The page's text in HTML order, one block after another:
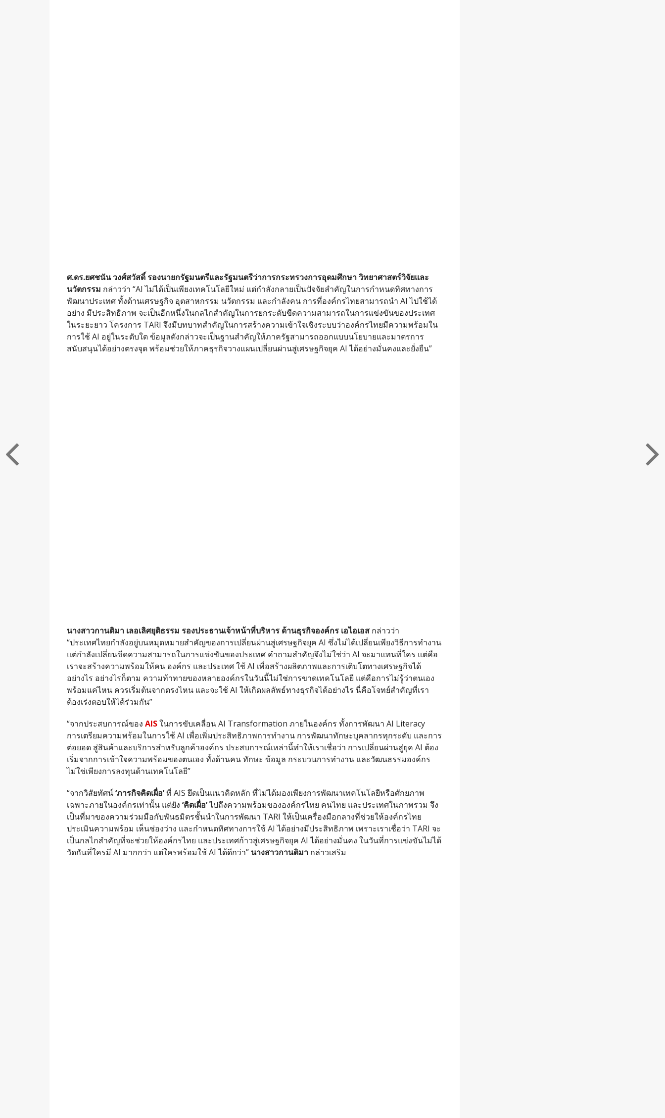
ศ.ดร.ยศชนัน วงศ์สวัสดิ์ รองนายกรัฐมนตรีและรัฐมนตรีว่าการกระทรวงการอุดมศึกษา วิทยาศาสตร์วิจัยและ
นวัตกรรม กล่าวว่า “AI ไม่ได้เป็นเพียงเทคโนโลยีใหม่ แต่กำลังกลายเป็นปัจจัยสำคัญในการกำหนดทิศทางการ
พัฒนาประเทศ ทั้งด้านเศรษฐกิจ อุตสาหกรรม นวัตกรรม และกำลังคน การที่องค์กรไทยสามารถนำ AI ไปใช้ได้
อย่าง มีประสิทธิภาพ จะเป็นอีกหนึ่งในกลไกสำคัญในการยกระดับขีดความสามารถในการแข่งขันของประเทศ
ในระยะยาว โครงการ TARI จึงมีบทบาทสำคัญในการสร้างความเข้าใจเชิงระบบว่าองค์กรไทยมีความพร้อมใน
การใช้ AI อยู่ในระดับใด ข้อมูลดังกล่าวจะเป็นฐานสำคัญให้ภาครัฐสามารถออกแบบนโยบายและมาตรการ
สนับสนุนได้อย่างตรงจุด พร้อมช่วยให้ภาคธุรกิจวางแผนเปลี่ยนผ่านสู่เศรษฐกิจยุค AI ได้อย่างมั่นคงและยั่งยืน”
นางสาวกานติมา เลอเลิศยุติธรรม รองประธานเจ้าหน้าที่บริหาร ด้านธุรกิจองค์กร เอไอเอสกล่าวว่า
“ประเทศไทยกำลังอยู่บนหมุดหมายสำคัญของการเปลี่ยนผ่านสู่เศรษฐกิจยุค AI ซึ่งไม่ได้เปลี่ยนเพียงวิธีการทำงาน
แต่กำลังเปลี่ยนขีดความสามารถในการแข่งขันของประเทศ คำถามสำคัญจึงไม่ใช่ว่า AI จะมาแทนที่ใคร แต่คือ
เราจะสร้างความพร้อมให้คน องค์กร และประเทศ ใช้ AI เพื่อสร้างผลิตภาพและการเติบโตทางเศรษฐกิจได้
อย่างไร อย่างไรก็ตาม ความท้าทายของหลายองค์กรในวันนี้ไม่ใช่การขาดเทคโนโลยี แต่คือการไม่รู้ว่าตนเอง
พร้อมแค่ไหน ควรเริ่มต้นจากตรงไหน และจะใช้ AI ให้เกิดผลลัพธ์ทางธุรกิจได้อย่างไร นี่คือโจทย์สำคัญที่เรา
ต้องเร่งตอบให้ได้ร่วมกัน”
“จากประสบการณ์ของ AISในการขับเคลื่อน AI Transformation ภายในองค์กร ทั้งการพัฒนา AI Literacy
การเตรียมความพร้อมในการใช้ AI เพื่อเพิ่มประสิทธิภาพการทำงาน การพัฒนาทักษะบุคลากรทุกระดับ และการ
ต่อยอด สู่สินค้าและบริการสำหรับลูกค้าองค์กร ประสบการณ์เหล่านี้ทำให้เราเชื่อว่า การเปลี่ยนผ่านสู่ยุค AI ต้อง
เริ่มจากการเข้าใจความพร้อมของตนเอง ทั้งด้านคน ทักษะ ข้อมูล กระบวนการทำงาน และวัฒนธรรมองค์กร
ไม่ใช่เพียงการลงทุนด้านเทคโนโลยี”
“จากวิสัยทัศน์‘ภารกิจคิดเผื่อ’ที่ AIS ยึดเป็นแนวคิดหลัก ที่ไม่ได้มองเพียงการพัฒนาเทคโนโลยีหรือศักยภาพ
เฉพาะภายในองค์กรเท่านั้น แต่ยัง ‘คิดเผื่อ’ไปถึงความพร้อมขององค์กรไทย คนไทย และประเทศในภาพรวม จึง
เป็นที่มาของความร่วมมือกับพันธมิตรชั้นนำในการพัฒนา TARI ให้เป็นเครื่องมือกลางที่ช่วยให้องค์กรไทย
ประเมินความพร้อม เห็นช่องว่าง และกำหนดทิศทางการใช้ AI ได้อย่างมีประสิทธิภาพ เพราะเราเชื่อว่า TARI จะ
เป็นกลไกสำคัญที่จะช่วยให้องค์กรไทย และประเทศก้าวสู่เศรษฐกิจยุค AI ได้อย่างมั่นคง ในวันที่การแข่งขันไม่ได้
วัดกันที่ใครมี AI มากกว่า แต่ใครพร้อมใช้ AI ได้ดีกว่า” นางสาวกานติมากล่าวเสริม